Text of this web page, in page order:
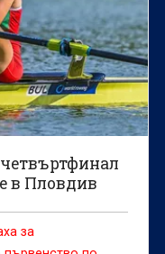
в Пловдив
за